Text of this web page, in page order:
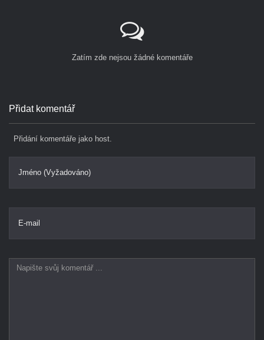
Zatím zde nejsou žádné komentáře
Přidat komentář
Přidání komentáře jako host.
Jméno (Vyžadováno)
E-mail